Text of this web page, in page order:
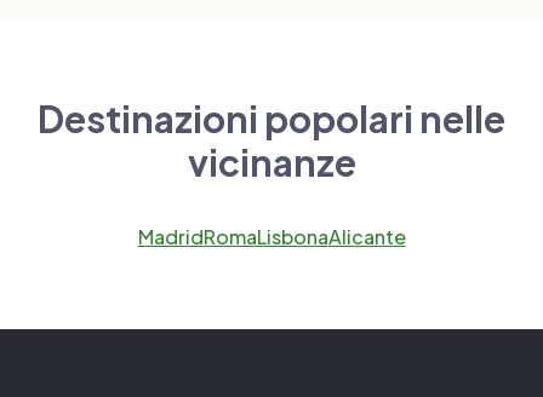
Destinazioni popolari nelle
vicinanze
MadridRomaLisbonaAlicante